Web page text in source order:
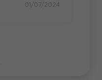
01/07/2024